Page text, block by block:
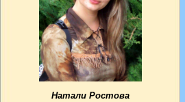
Натали Ростова